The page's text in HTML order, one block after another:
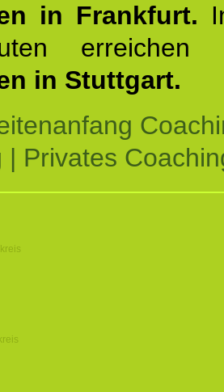
in Frankfurt.
in Stuttgart.
| Privates